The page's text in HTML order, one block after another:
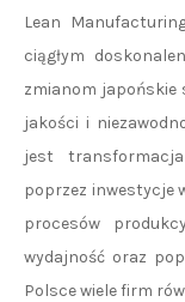
Lean
ciągłym
zmianom japońskie
jakości i
jest transformacja
poprzez inwestycje
procesów
wydajność oraz
Polsce wiele firm